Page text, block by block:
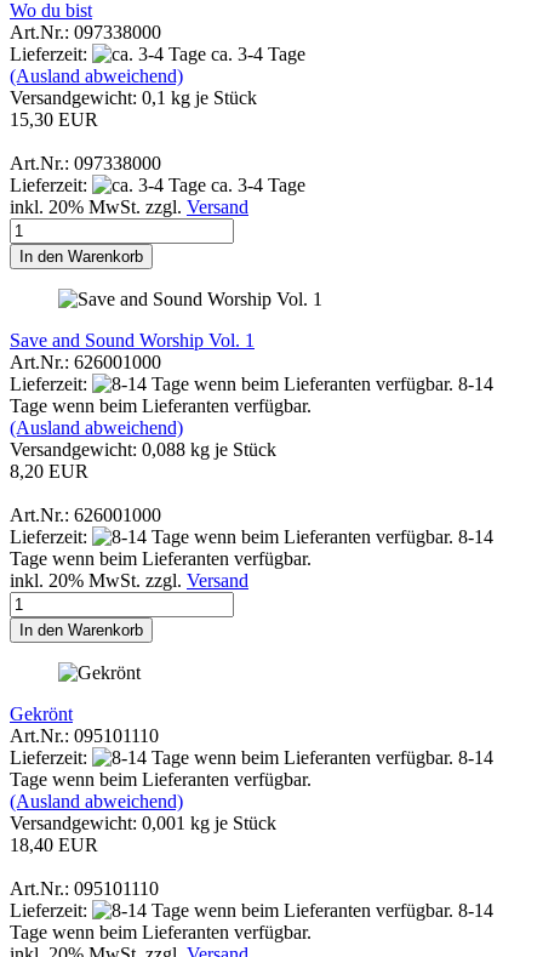
Wo du bist
Art.Nr.: 097338000
Lieferzeit:
ca. 3-4 Tage
(Ausland abweichend)
Versandgewicht: 0,1 kg je Stück
15,30 EUR
Art.Nr.: 097338000
Lieferzeit:
ca. 3-4 Tage
inkl. 20% MwSt. zzgl. Versand
In den Warenkorb
Save and Sound Worship Vol. 1
Art.Nr.: 626001000
Lieferzeit:
8-14
Tage wenn beim Lieferanten verfügbar.
(Ausland abweichend)
Versandgewicht: 0,088 kg je Stück
8,20 EUR
Art.Nr.: 626001000
Lieferzeit:
8-14
Tage wenn beim Lieferanten verfügbar.
inkl. 20% MwSt. zzgl. Versand
In den Warenkorb
Gekrönt
Art.Nr.: 095101110
Lieferzeit:
8-14
Tage wenn beim Lieferanten verfügbar.
(Ausland abweichend)
Versandgewicht: 0,001 kg je Stück
18,40 EUR
Art.Nr.: 095101110
Lieferzeit:
8-14
Tage wenn beim Lieferanten verfügbar.